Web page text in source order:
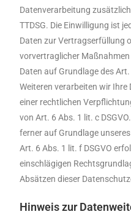
Datenverarbeitung
TTDSG. Die Einwilligung ist
Daten zur Vertragserfüllung
vorvertraglicher
Daten auf Grundlage des Art.
Weiteren verarbeiten wir
einer rechtlichen
von Art. 6 Abs. 1 lit. c
ferner auf Grundlage
Art. 6 Abs. 1 lit. f DSGVO
einschlägigen
Absätzen dieser
Hinweis zur